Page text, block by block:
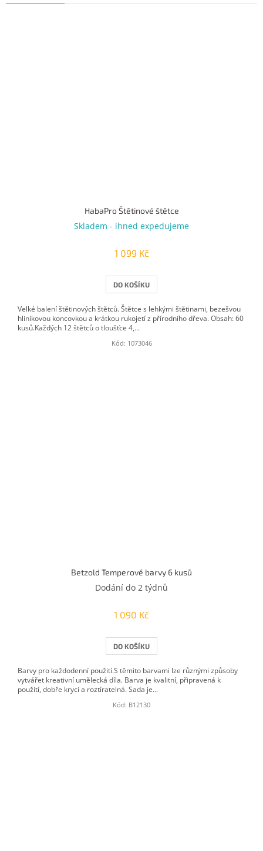
HabaPro Štětinové štětce
Skladem - ihned expedujeme
1 099 Kč
DO KOŠÍKU
Velké balení štětinových štětců. Štětce s lehkými štětinami, bezešvou
hliníkovou koncovkou a krátkou rukojetí z přírodního dřeva. Obsah: 60
kusů.Každých 12 štětců o tloušťce 4,...
Kód: 1073046
Betzold Temperové barvy 6 kusů
Dodání do 2 týdnů
1 090 Kč
DO KOŠÍKU
Barvy pro každodenní použití.S těmito barvami lze různými způsoby
vytvářet kreativní umělecká díla. Barva je kvalitní, připravená k
použití, dobře krycí a roztíratelná. Sada je...
Kód: B12130